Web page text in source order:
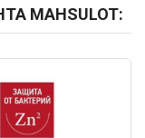
MAHSULOT: